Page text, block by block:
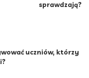
sprawdzają?
uczniów, którzy